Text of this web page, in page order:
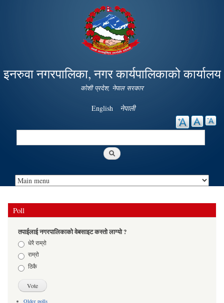
Skip to
main
content
इनरुवा नगरपालिका, नगर कार्यपालिकाको कार्यालय
कोशी प्रदेश, नेपाल सरकार
English नेपाली
Search
Poll
तपाईलाई नगरपालिकाको वेबसाइट कस्तो लाग्यो ?
Choicesधेरै राम्रो
राम्रो
ठिकै
Older polls